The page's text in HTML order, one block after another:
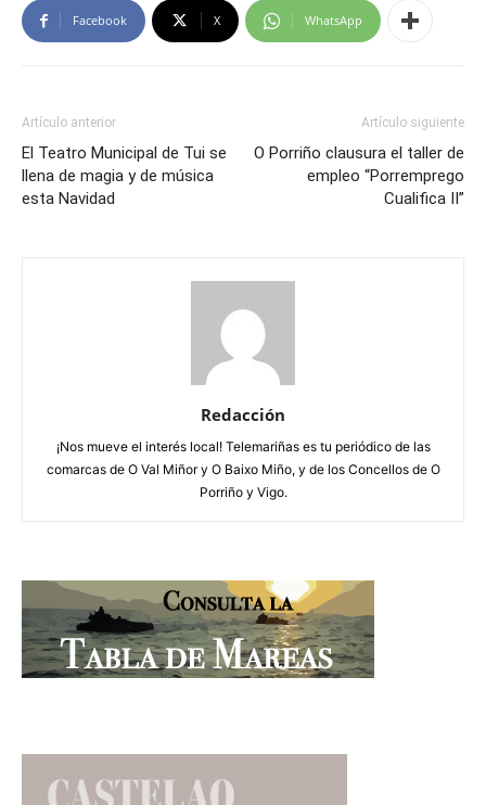
Facebook X WhatsApp
Artículo anterior
El Teatro Municipal de Tui se
llena de magia y de música
esta Navidad
Artículo siguiente
O Porriño clausura el taller de
empleo “Porremprego
Cualifica II”
Redacción
¡Nos mueve el interés local! Telemariñas es tu periódico de las
comarcas de O Val Miñor y O Baixo Miño, y de los Concellos de O
Porriño y Vigo.